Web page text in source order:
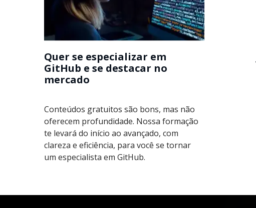
Quer se especializar em
GitHub e se destacar no
mercado
Conteúdos gratuitos são bons, mas não
oferecem profundidade. Nossa formação
te levará do início ao avançado, com
clareza e eficiência, para você se tornar
um especialista em GitHub.